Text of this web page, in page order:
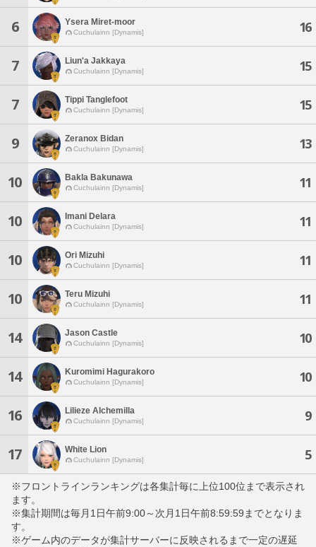
6 Ysera Miret-moor
Cuchulainn [Dynamis] 16
7 Liun'a Jakkaya
Cuchulainn [Dynamis] 15
7 Tippi Tanglefoot
Cuchulainn [Dynamis] 15
9 Zeranox Bidan
Cuchulainn [Dynamis] 13
10 Bakla Bakunawa
Cuchulainn [Dynamis] 11
10 Imani Delara
Cuchulainn [Dynamis] 11
10 Ori Mizuhi
Cuchulainn [Dynamis] 11
10 Teru Mizuhi
Cuchulainn [Dynamis] 11
14 Jason Castle
Cuchulainn [Dynamis] 10
14 Kuromimi Hagurakoro
Cuchulainn [Dynamis] 10
16 Lilieze Alchemilla
Cuchulainn [Dynamis] 9
17 White Lion
Cuchulainn [Dynamis] 5
※フロントラインランキングは各集計毎に上位100位まで表示され
ます。
※集計期間は毎月1日午前9:00～次月1日午前8:59:59までとなりま
す。
※ゲーム内のデータが集計サーバーに反映されるまで一定の遅延